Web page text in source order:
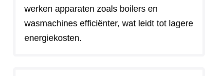
werken apparaten zoals boilers en
wasmachines efficiënter, wat leidt tot lagere
energiekosten.